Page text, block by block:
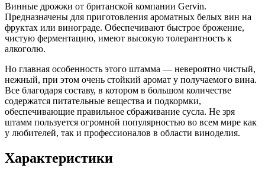
Винные дрожжи от британской компании Gervin.
Предназначены для приготовления ароматных белых вин на
фруктах или винограде. Обеспечивают быстрое брожение,
чистую ферментацию, имеют высокую толерантность к
алкоголю.
Но главная особенность этого штамма — невероятно чистый,
нежный, при этом очень стойкий аромат у получаемого вина.
Все благодаря составу, в котором в большом количестве
содержатся питательные вещества и подкормки,
обеспечивающие правильное сбраживание сусла. Не зря
штамм пользуется огромной популярностью во всем мире как
у любителей, так и профессионалов в области виноделия.
Характеристики